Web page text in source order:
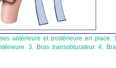
antérieure et postérieure en place.
3. Bras transobturateur. 4.